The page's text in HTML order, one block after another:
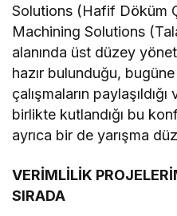
Solutions (Hafif Döküm
Machining Solutions
alanında üst düzey
hazır bulunduğu,
çalışmaların
birlikte kutlandığı bu
ayrıca bir de yarışma
VERİMLİLİK
SIRADA